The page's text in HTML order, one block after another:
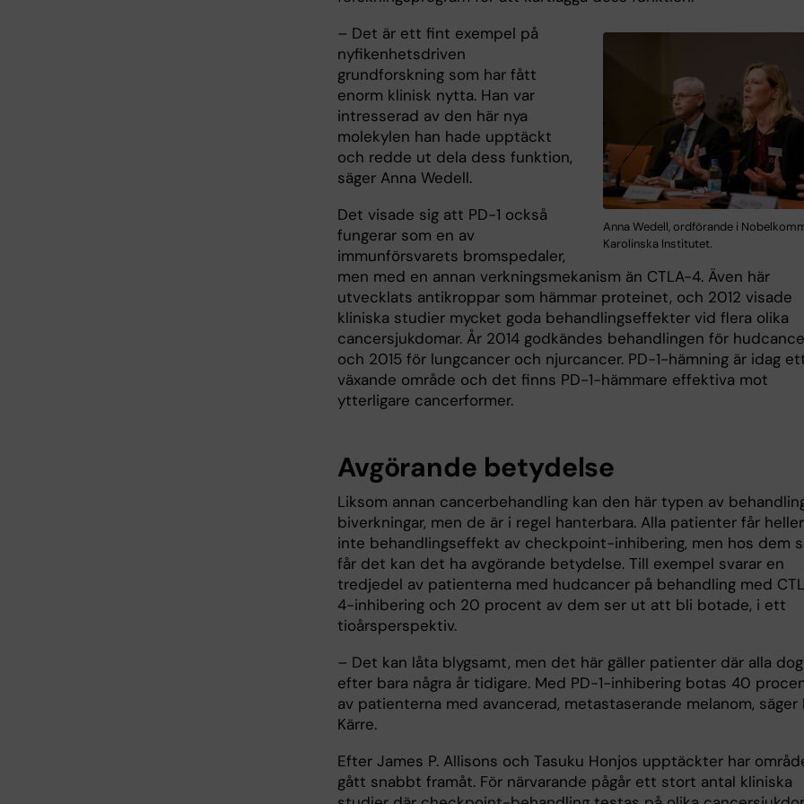
Anna Wedell, ordförande i
Karolinska Institutet.
– Det är ett fint exempel på
nyfikenhetsdriven
grundforskning som har fått
enorm klinisk nytta. Han var
intresserad av den här nya
molekylen han hade upptäckt
och redde ut dela dess funktion,
säger Anna Wedell.
Det visade sig att PD-1 också
fungerar som en av
immunförsvarets bromspedaler,
men med en annan verkningsmekanism än CTLA-4. Även här
utvecklats antikroppar som hämmar proteinet, och 2012 visade
kliniska studier mycket goda behandlingseffekter vid flera olika
cancersjukdomar. År 2014 godkändes behandlingen för
och 2015 för lungcancer och njurcancer. PD-1-hämning är idag
växande område och det finns PD-1-hämmare effektiva mot
ytterligare cancerformer.
Avgörande betydelse
Liksom annan cancerbehandling kan den här typen av
biverkningar, men de är i regel hanterbara. Alla patienter får heller
inte behandlingseffekt av checkpoint-inhibering, men hos dem
får det kan det ha avgörande betydelse. Till exempel svarar en
tredjedel av patienterna med hudcancer på behandling med
4-inhibering och 20 procent av dem ser ut att bli botade, i ett
tioårsperspektiv.
– Det kan låta blygsamt, men det här gäller patienter där alla dog
efter bara några år tidigare. Med PD-1-inhibering botas 40
av patienterna med avancerad, metastaserande melanom, säger
Kärre.
Efter James P. Allisons och Tasuku Honjos upptäckter har
gått snabbt framåt. För närvarande pågår ett stort antal kliniska